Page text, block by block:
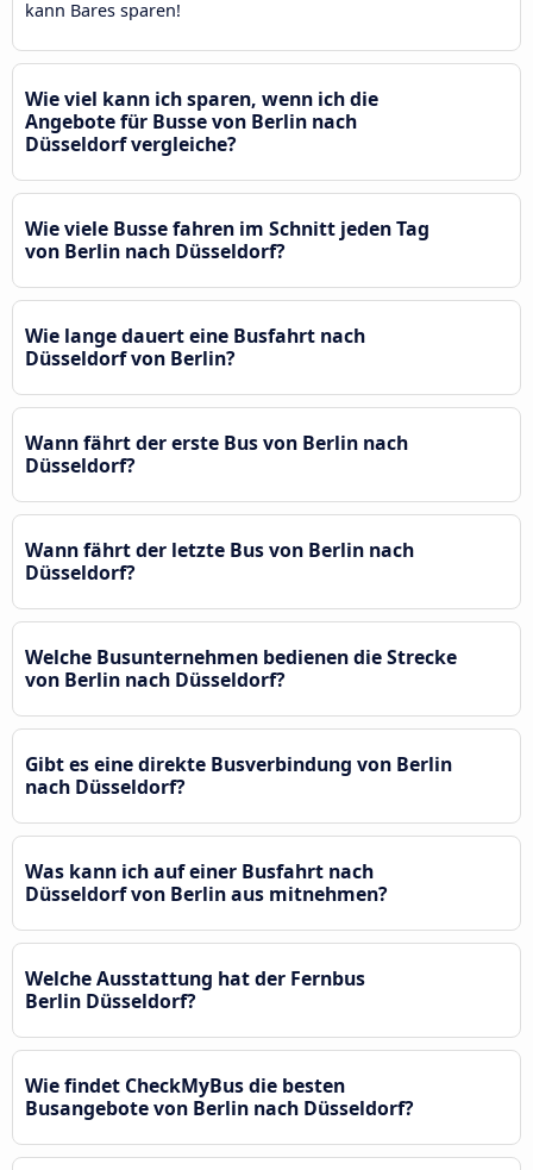
kann Bares sparen!
Wie viel kann ich sparen, wenn ich die
Angebote für Busse von Berlin nach
Düsseldorf vergleiche?
Wie viele Busse fahren im Schnitt jeden Tag
von Berlin nach Düsseldorf?
Wie lange dauert eine Busfahrt nach
Düsseldorf von Berlin?
Wann fährt der erste Bus von Berlin nach
Düsseldorf?
Wann fährt der letzte Bus von Berlin nach
Düsseldorf?
Welche Busunternehmen bedienen die Strecke
von Berlin nach Düsseldorf?
Gibt es eine direkte Busverbindung von Berlin
nach Düsseldorf?
Was kann ich auf einer Busfahrt nach
Düsseldorf von Berlin aus mitnehmen?
Welche Ausstattung hat der Fernbus
Berlin Düsseldorf?
Wie findet CheckMyBus die besten
Busangebote von Berlin nach Düsseldorf?